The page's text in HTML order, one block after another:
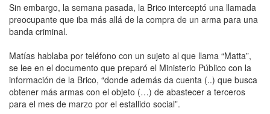
Sin embargo, la semana pasada, la Brico interceptó una llamada
preocupante que iba más allá de la compra de un arma para una
banda criminal.
Matías hablaba por teléfono con un sujeto al que llama “Matta”,
se lee en el documento que preparó el Ministerio Público con la
información de la Brico, “donde además da cuenta (..) que busca
obtener más armas con el objeto (…) de abastecer a terceros
para el mes de marzo por el estallido social”.